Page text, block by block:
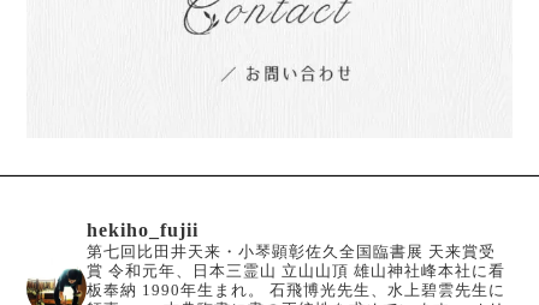
hekiho_fujii
第七回比田井天来・小琴顕彰佐久全国臨書展 天来賞受
賞 令和元年、日本三霊山 立山山頂 雄山神社峰本社に看
板奉納 1990年生まれ。
石飛博光先生、水上碧雲先生に